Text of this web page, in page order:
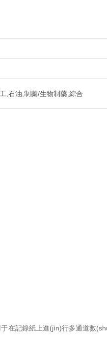
,石油,制藥/生物制藥,綜合
在記錄紙上進(jìn)行多通道數